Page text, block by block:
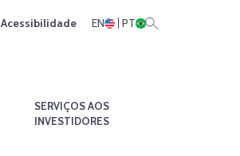
Acessibilidade EN PT
SERVIÇOS AOS
INVESTIDORES